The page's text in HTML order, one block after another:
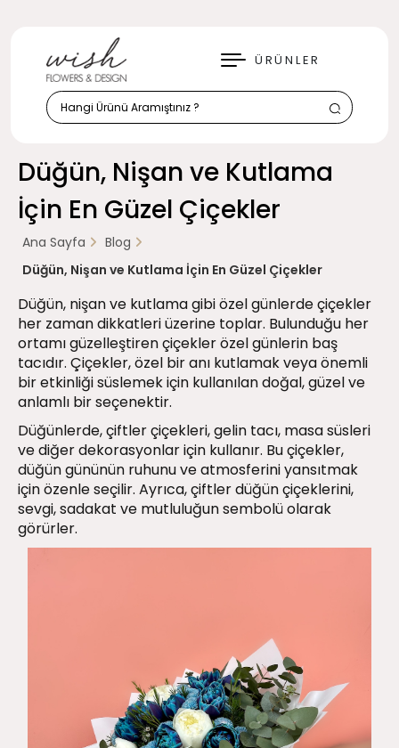
ÜRÜNLER
KAPAT
Düğün, Nişan ve Kutlama
İçin En Güzel Çiçekler
Ana Sayfa
Blog
Düğün, Nişan ve Kutlama İçin En Güzel Çiçekler
Düğün, nişan ve kutlama gibi özel günlerde çiçekler
her zaman dikkatleri üzerine toplar. Bulunduğu her
ortamı güzelleştiren çiçekler özel günlerin baş
tacıdır. Çiçekler, özel bir anı kutlamak veya önemli
bir etkinliği süslemek için kullanılan doğal, güzel ve
anlamlı bir seçenektir.
Düğünlerde, çiftler çiçekleri, gelin tacı, masa süsleri
ve diğer dekorasyonlar için kullanır. Bu çiçekler,
düğün gününün ruhunu ve atmosferini yansıtmak
için özenle seçilir. Ayrıca, çiftler düğün çiçeklerini,
sevgi, sadakat ve mutluluğun sembolü olarak
görürler.